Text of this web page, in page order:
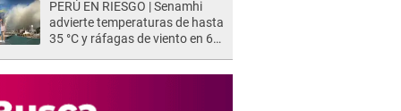
PERÚ EN RIESGO | Senamhi
advierte temperaturas de hasta
35 °C y ráfagas de viento en 6